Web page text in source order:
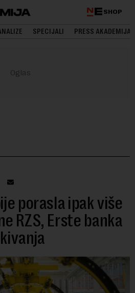
SHOP
SPECIJALI PRESS AKADEMIJA
porasla ipak više
RZS, Erste banka